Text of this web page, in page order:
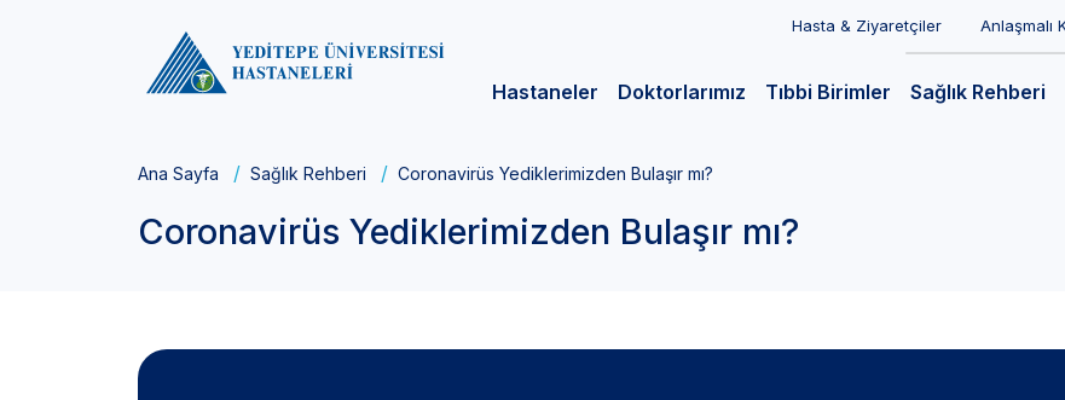
Hasta & Ziyaretçiler Anlaşmalı
Hastaneler Doktorlarımız Tıbbi Birimler Sağlık Rehberi
Ana Sayfa Sağlık Rehberi Coronavirüs Yediklerimizden Bulaşır mı?
Coronavirüs Yediklerimizden Bulaşır mı?